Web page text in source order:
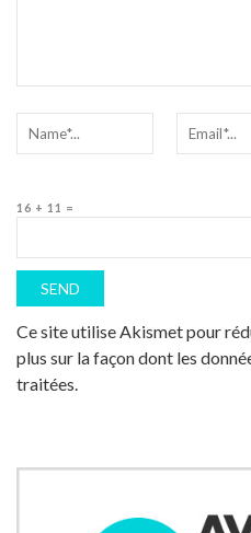
16 + 11 =
Ce site utilise Akismet pour
plus sur la façon dont les
traitées.